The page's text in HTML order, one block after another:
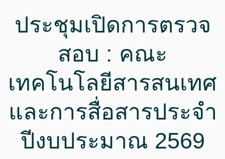
ประชุมเปิดการตรวจ
สอบ : คณะ
เทคโนโลยีสารสนเทศ
และการสื่อสารประจำ
ปีงบประมาณ 2569